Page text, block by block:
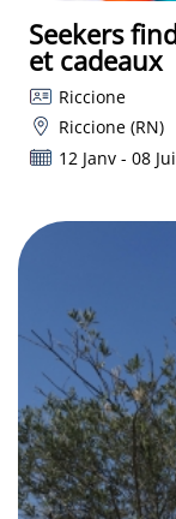
Seekers
et cadeaux
Riccione
Riccione (RN)
12 Janv - 08